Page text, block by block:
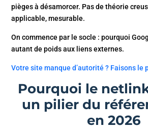
pièges à désamorcer. Pas de théorie
applicable, mesurable.
On commence par le socle : pourquoi
autant de poids aux liens externes.
Votre site manque d’autorité ? Faisons le
Pourquoi le
un pilier du
en 2026